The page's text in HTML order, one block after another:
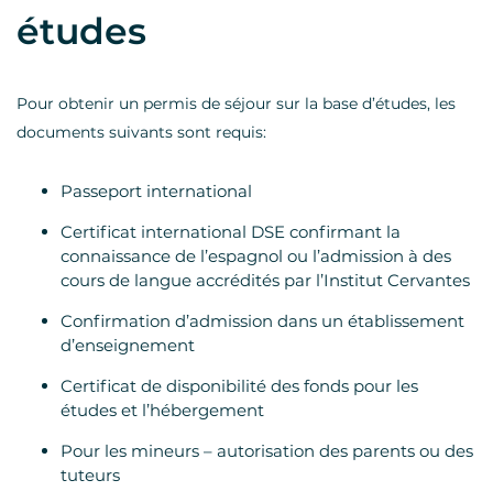
études
Pour obtenir un permis de séjour sur la base d’études, les
documents suivants sont requis:
Passeport international
Certificat international DSE confirmant la
connaissance de l’espagnol ou l’admission à des
cours de langue accrédités par l’Institut Cervantes
Confirmation d’admission dans un établissement
d’enseignement
Certificat de disponibilité des fonds pour les
études et l’hébergement
Pour les mineurs – autorisation des parents ou des
tuteurs